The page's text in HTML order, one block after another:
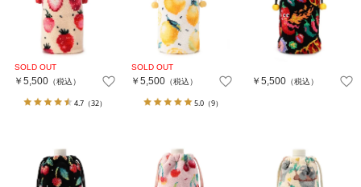
￥5,500（税込）
4.7 （32）
￥5,500 （税込）
5.0（9）
￥5,500（税込）